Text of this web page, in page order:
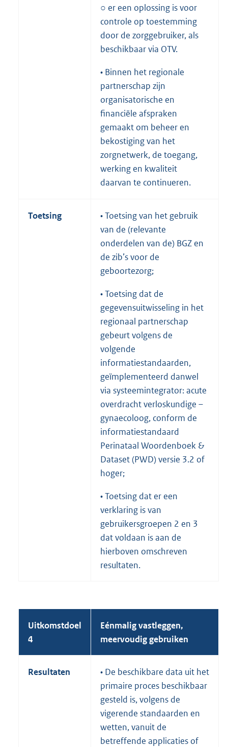
○ er een oplossing is voor
controle op toestemming
door de zorggebruiker, als
beschikbaar via OTV.
• Binnen het regionale
partnerschap zijn
organisatorische en
financiële afspraken
gemaakt om beheer en
bekostiging van het
zorgnetwerk, de toegang,
werking en kwaliteit
daarvan te continueren.
Toetsing
• Toetsing van het gebruik
van de (relevante
onderdelen van de) BGZ en
de zib’s voor de
geboortezorg;
• Toetsing dat de
gegevensuitwisseling in het
regionaal partnerschap
gebeurt volgens de
volgende
informatiestandaarden,
geïmplementeerd danwel
via systeemintegrator: acute
overdracht verloskundige –
gynaecoloog, conform de
informatiestandaard
Perinataal Woordenboek &
Dataset (PWD) versie 3.2 of
hoger;
• Toetsing dat er een
verklaring is van
gebruikersgroepen 2 en 3
dat voldaan is aan de
hierboven omschreven
resultaten.
Uitkomstdoel
4
Eénmalig vastleggen,
meervoudig gebruiken
Resultaten
• De beschikbare data uit het
primaire proces beschikbaar
gesteld is, volgens de
vigerende standaarden en
wetten, vanuit de
betreffende applicaties of